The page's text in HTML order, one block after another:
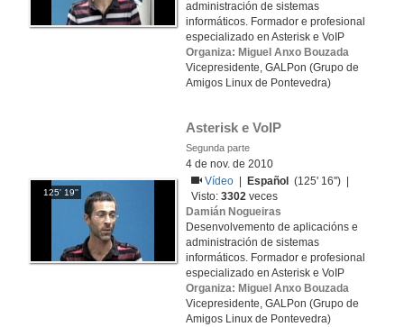
administración de sistemas
informáticos. Formador e profesional
especializado en Asterisk e VoIP
Organiza: Miguel Anxo Bouzada
Vicepresidente, GALPon (Grupo de
Amigos Linux de Pontevedra)
125' 19''
Asterisk e VoIP
Segunda parte
4 de nov. de 2010
Vídeo
Español
(125' 16'') |
Visto:3302 veces
Damián Nogueiras
Desenvolvemento de aplicacións e
administración de sistemas
informáticos. Formador e profesional
especializado en Asterisk e VoIP
Organiza: Miguel Anxo Bouzada
Vicepresidente, GALPon (Grupo de
Amigos Linux de Pontevedra)